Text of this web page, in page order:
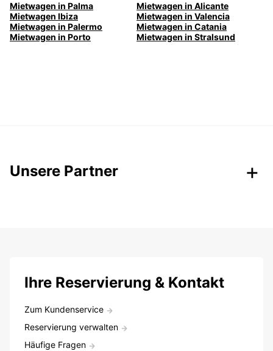
Mietwagen in Palma
Mietwagen in Alicante
Mietwagen Ibiza
Mietwagen in Valencia
Mietwagen in Palermo
Mietwagen in Catania
Mietwagen in Porto
Mietwagen in Stralsund
Unsere Partner
Ihre Reservierung & Kontakt
Zum Kundenservice
Reservierung verwalten
Häufige Fragen